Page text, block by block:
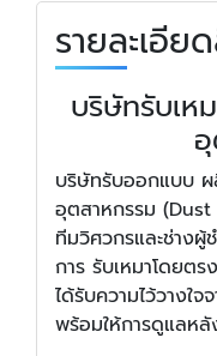
รายละเอีย
บริษัทรับเห
บริษัทรับออกแบบ
อุตสาหกรรม
ทีมวิศวกรและช่าง
การ รับเหมาโดยตร
ได้รับความไว้วางใ
พร้อมให้การดูแลห